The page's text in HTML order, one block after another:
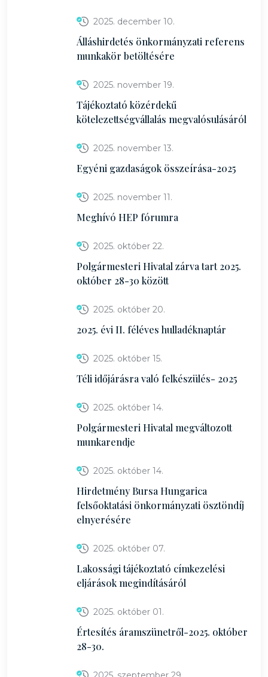
2025. december 10.
Álláshirdetés önkormányzati referens
munkakör betöltésére
2025. november 19.
Tájékoztató közérdekű
kötelezettségvállalás megvalósulásáról
2025. november 13.
Egyéni gazdaságok összeírása-2025
2025. november 11.
Meghívó HEP fórumra
2025. október 22.
Polgármesteri Hivatal zárva tart 2025.
október 28-30 között
2025. október 20.
2025. évi II. féléves hulladéknaptár
2025. október 15.
Téli időjárásra való felkészülés- 2025
2025. október 14.
Polgármesteri Hivatal megváltozott
munkarendje
2025. október 14.
Hirdetmény Bursa Hungarica
felsőoktatási önkormányzati ösztöndíj
elnyerésére
2025. október 07.
Lakossági tájékoztató címkezelési
eljárások megindításáról
2025. október 01.
Értesítés áramszünetről-2025. október
28-30.